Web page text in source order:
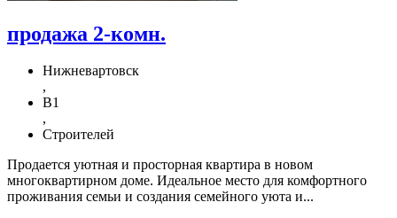
продажа 2-комн.
Нижневартовск
,
В1
,
Строителей
Продается уютная и просторная квартира в новом
многоквартирном доме. Идеальное место для комфортного
проживания семьи и создания семейного уюта и...